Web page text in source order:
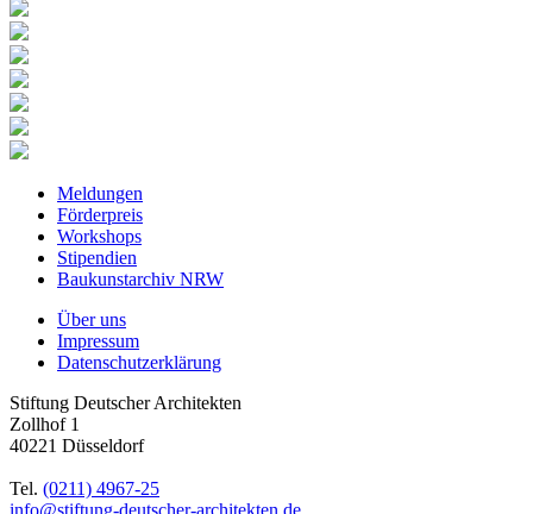
Meldungen
Förderpreis
Workshops
Stipendien
Baukunstarchiv NRW
Über uns
Impressum
Datenschutzerklärung
Stiftung Deutscher Architekten
Zollhof 1
40221 Düsseldorf
Tel. (0211) 4967-25